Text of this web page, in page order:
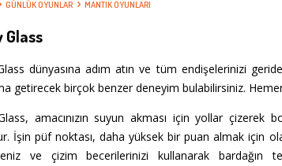
GÜNLÜK OYUNLAR MANTIK OYUNLARI
Glass
dünyasına adım atın ve tüm endişelerinizi
getirecek birçok benzer deneyim bulabilirsiniz.
amacınızın suyun akması için yollar
İşin püf noktası, daha yüksek bir puan almak için
ve çizim becerilerinizi kullanarak bardağın